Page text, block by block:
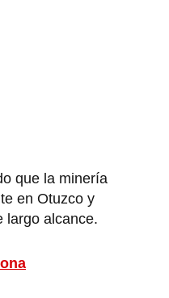
que la minería
en Otuzco y
largo alcance.